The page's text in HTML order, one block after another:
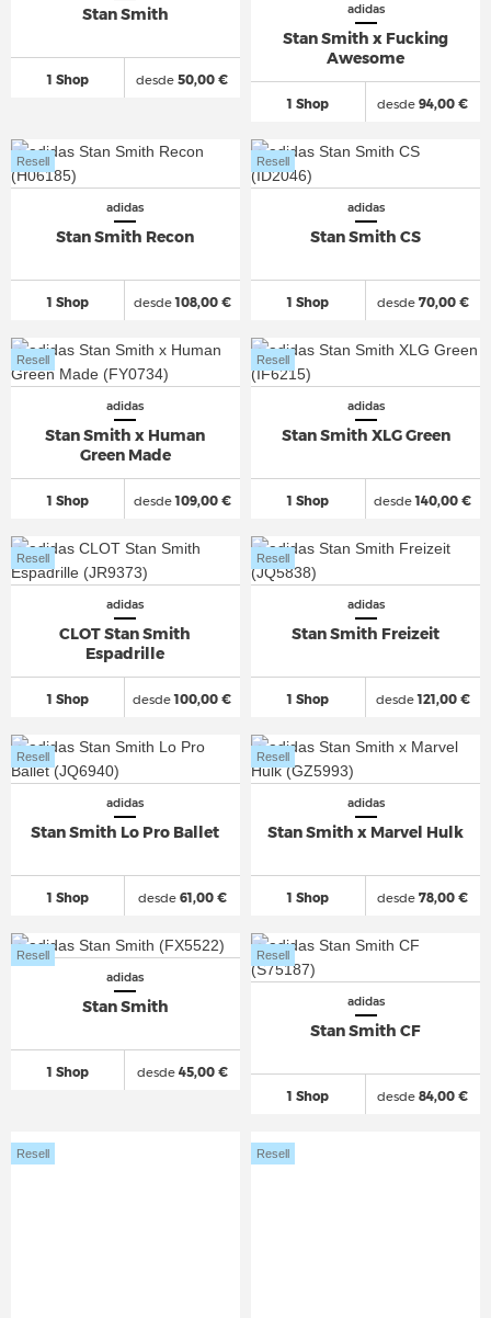
Stan Smith
1 Shop desde 50,00 €
adidas
Stan Smith x Fucking
Awesome
1 Shop desde 94,00 €
adidas
Stan Smith Recon
1 Shop
Resell
desde108,00 €
adidas
Stan Smith CS
1 Shop
Resell
desde70,00 €
adidas
Stan Smith x Human
Green Made
1 Shop
Resell
desde109,00 €
adidas
Stan Smith XLG Green
1 Shop
Resell
desde140,00 €
adidas
CLOT Stan Smith
Espadrille
1 Shop
Resell
desde100,00 €
adidas
Stan Smith Freizeit
1 Shop
Resell
desde121,00 €
adidas
Stan Smith Lo Pro Ballet
1 Shop
Resell
desde61,00 €
adidas
Stan Smith x Marvel Hulk
1 Shop
Resell
desde 78,00 €
adidas
Stan Smith
1 Shop
Resell
desde45,00 €
adidas
Stan Smith CF
1 Shop
Resell
desde 84,00 €
Resell Resell